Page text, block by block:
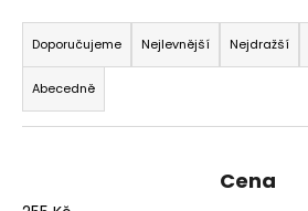
Ř
a
z
e
n
Doporučujeme Nejlevnější Nejdražší
Abecedně
Cena